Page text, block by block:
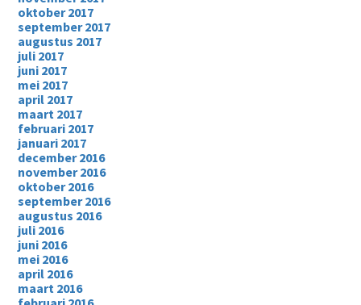
oktober 2017
september 2017
augustus 2017
juli 2017
juni 2017
mei 2017
april 2017
maart 2017
februari 2017
januari 2017
december 2016
november 2016
oktober 2016
september 2016
augustus 2016
juli 2016
juni 2016
mei 2016
april 2016
maart 2016